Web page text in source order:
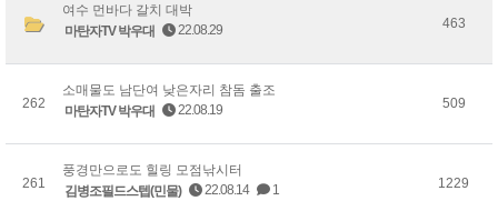
여수 먼바다 갈치 대박
마탄자TV 박우대
22.08.29 463
262
소매물도 남단여 낮은자리 참돔 출조
마탄자TV 박우대
22.08.19 509
261
풍경만으로도 힐링 모점낚시터
김병조필드스텝(민물)
22.08.14 1 1229